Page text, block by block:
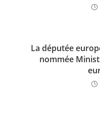
La députée
nommée